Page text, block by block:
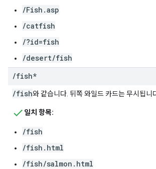
/Fish.asp
/catfish
/?id=fish
/desert/fish
/fish*
/fish와 같습니다. 뒤쪽 와일드 카드는 무시됩니
일치 항목:
/fish
/fish.html
/fish/salmon.html